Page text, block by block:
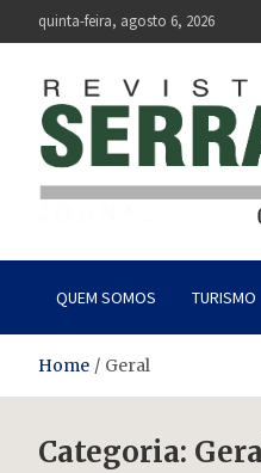
to
quinta-feira, agosto 6, 2026
Revista
QUEM SOMOS TURISMO
Home Geral
Categoria: